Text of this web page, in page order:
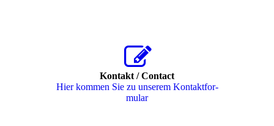
Kontakt / Contact
Hier kommen Sie zu unserem Kon­takt­for­
mu­lar